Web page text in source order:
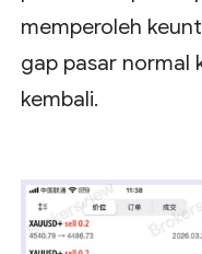
memperoleh
gap pasar normal
kembali.